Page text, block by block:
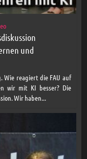
und
Wie reagiert die FAU auf
wir mit KI besser? Die
Wir haben...